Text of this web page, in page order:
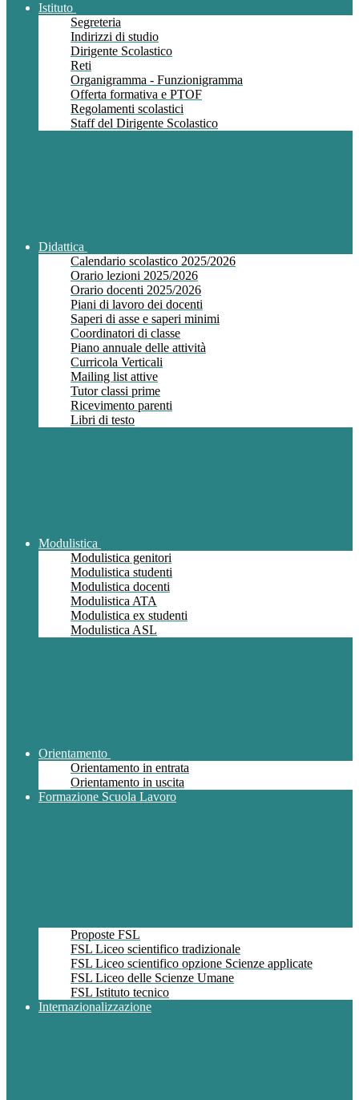
Istituto
Segreteria
Indirizzi di studio
Dirigente Scolastico
Reti
Organigramma - Funzionigramma
Offerta formativa e PTOF
Regolamenti scolastici
Staff del Dirigente Scolastico
Didattica
Calendario scolastico 2025/2026
Orario lezioni 2025/2026
Orario docenti 2025/2026
Piani di lavoro dei docenti
Saperi di asse e saperi minimi
Coordinatori di classe
Piano annuale delle attività
Curricola Verticali
Mailing list attive
Tutor classi prime
Ricevimento parenti
Libri di testo
Modulistica
Modulistica genitori
Modulistica studenti
Modulistica docenti
Modulistica ATA
Modulistica ex studenti
Modulistica ASL
Orientamento
Orientamento in entrata
Orientamento in uscita
Formazione Scuola Lavoro
Proposte FSL
FSL Liceo scientifico tradizionale
FSL Liceo scientifico opzione Scienze applicate
FSL Liceo delle Scienze Umane
FSL Istituto tecnico
Internazionalizzazione